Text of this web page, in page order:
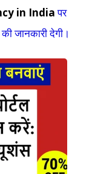
in Indiaपर
जानकारी देगी।